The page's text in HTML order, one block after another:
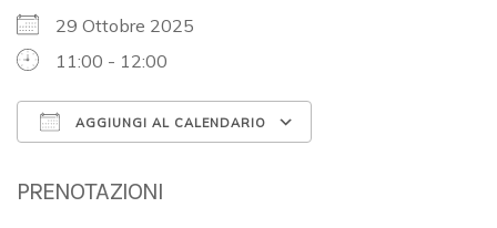
29 Ottobre 2025
11:00 - 12:00
AGGIUNGI AL CALENDARIO
PRENOTAZIONI